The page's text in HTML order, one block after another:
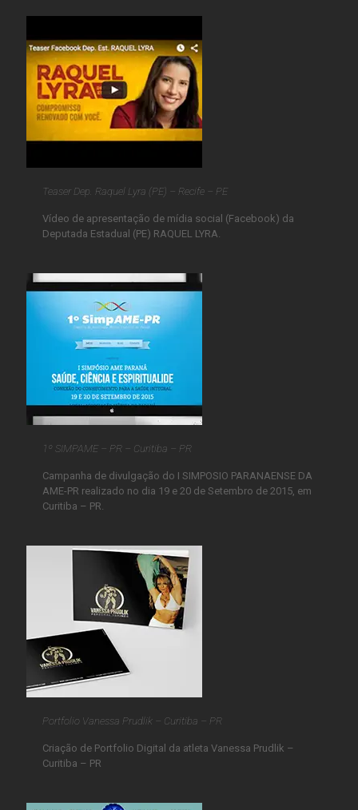
Teaser Dep. Raquel Lyra (PE) – Recife – PE
Vídeo de apresentação de mídia social (Facebook) da
Deputada Estadual (PE) RAQUEL LYRA.
1º SIMPAME – PR – Curitiba – PR
Campanha de divulgação do I SIMPOSIO PARANAENSE DA
AME-PR realizado no dia 19 e 20 de Setembro de 2015, em
Curitiba – PR.
Portfolio Vanessa Prudlik – Curitiba – PR
Criação de Portfolio Digital da atleta Vanessa Prudlik –
Curitiba – PR